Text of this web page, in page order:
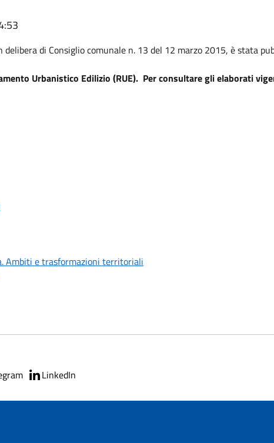
delibera di Consiglio comunale n. 13 del 12 marzo 2015, è stata
Urbanistico Edilizio (RUE). Per consultare gli elaborati
Ambiti e trasformazioni territoriali
LinkedIn